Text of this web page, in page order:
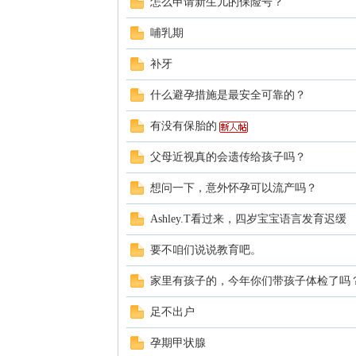
哺乳期
补牙
什么避孕措施是最安全可靠的？
有没有保胎的
父母近视真的会遗传给孩子吗？
想问一下，意外怀孕可以流产吗？
Ashley.T看过来，四岁宝宝语言发育迟缓
要不咱们说说教育吧。
家里有孩子的，今年你们带孩子体检了吗
足不出户
孕期甲状腺